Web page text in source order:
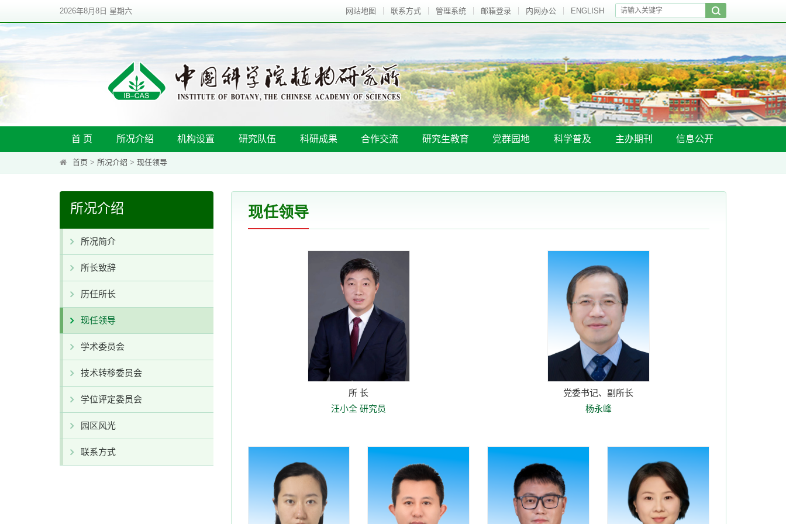
2026年8月8日 星期六 网站地图 联系方式 管理系统 邮箱登录 内网办公 ENGLISH
首 页 所况介绍 机构设置 研究队伍 科研成果 合作交流 研究生教育 党群园地 科学普及 主办期刊 信息公开
首页 > 所况介绍 > 现任领导
所况介绍
所况简介
所长致辞
历任所长
现任领导
学术委员会
技术转移委员会
学位评定委员会
园区风光
联系方式
现任领导
所 长
汪小全 研究员
党委书记、副所长
杨永峰